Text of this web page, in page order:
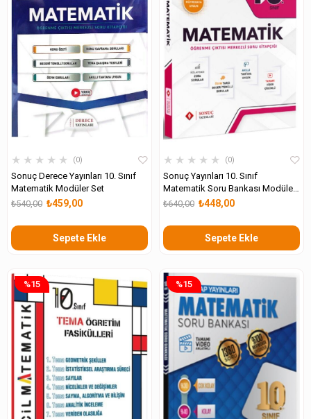
★ ★ ★ ★ ★ 0
Sonuç Derece Yayınları 10. Sınıf
Matematik Modüler Set
₺459,00
₺540,00
Sepete Ekle
★ ★ ★ ★ ★ 0
Sonuç Yayınları 10. Sınıf
Matematik Soru Bankası Modüler
Set
₺448,00
₺640,00
Sepete Ekle
%15 %15